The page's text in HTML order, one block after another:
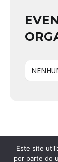
Este site
por parte do